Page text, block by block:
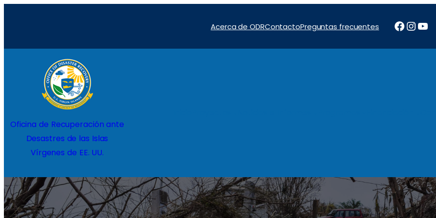
contenido
Acerca de ODRContactoPreguntas frecuentes
Oficina de Recuperación ante
Desastres de las Islas
Vírgenes de EE. UU.